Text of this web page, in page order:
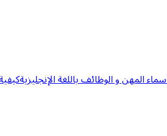
المهن و الوظائف باللغة الإنجليزية